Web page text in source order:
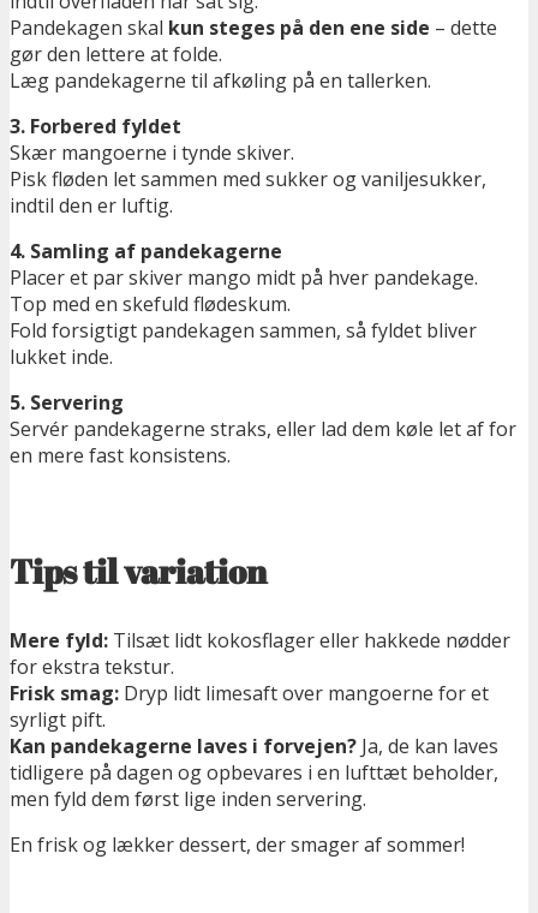
Pandekagen skal kun steges på den ene side – dette
gør den lettere at folde.
Læg pandekagerne til afkøling på en tallerken.
3. Forbered fyldet
Skær mangoerne i tynde skiver.
Pisk fløden let sammen med sukker og vaniljesukker,
indtil den er luftig.
4. Samling af pandekagerne
Placer et par skiver mango midt på hver pandekage.
Top med en skefuld flødeskum.
Fold forsigtigt pandekagen sammen, så fyldet bliver
lukket inde.
5. Servering
Servér pandekagerne straks, eller lad dem køle let af for
en mere fast konsistens.
Tips til variation
Mere fyld: Tilsæt lidt kokosflager eller hakkede nødder
for ekstra tekstur.
Frisk smag: Dryp lidt limesaft over mangoerne for et
syrligt pift.
Kan pandekagerne laves i forvejen? Ja, de kan laves
tidligere på dagen og opbevares i en lufttæt beholder,
men fyld dem først lige inden servering.
En frisk og lækker dessert, der smager af sommer!